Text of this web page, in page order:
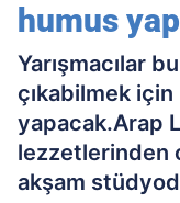
humus
Yarışmacılar
çıkabilmek için
yapacak.Arap
lezzetlerinden
akşam